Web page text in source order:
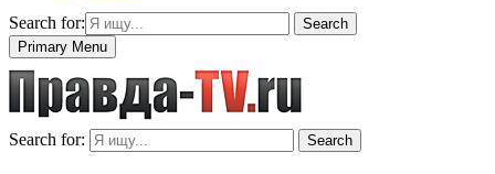
Search for:
Search
Primary Menu
Search for: Search